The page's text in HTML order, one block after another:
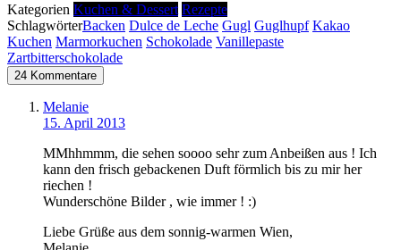
Kategorien Kuchen & Dessert Rezepte
SchlagwörterBacken Dulce de Leche Gugl Guglhupf Kakao
Kuchen Marmorkuchen Schokolade Vanillepaste
Zartbitterschokolade
24 Kommentare
Melanie
15. April 2013
MMhhmmm, die sehen soooo sehr zum Anbeißen aus ! Ich
kann den frisch gebackenen Duft förmlich bis zu mir her
riechen !
Wunderschöne Bilder , wie immer ! :)
Liebe Grüße aus dem sonnig-warmen Wien,